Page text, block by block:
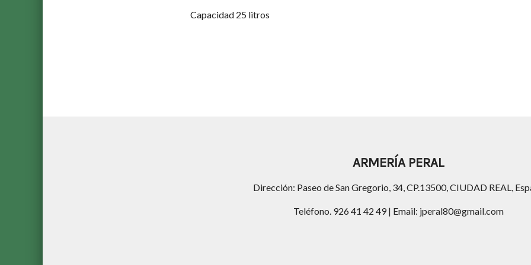
Capacidad 25 litros
ARMERÍA PERAL
Dirección: Paseo de San Gregorio, 34, CP.13500, CIUDAD REAL,
Teléfono. 926 41 42 49 | Email: jperal80@gmail.com